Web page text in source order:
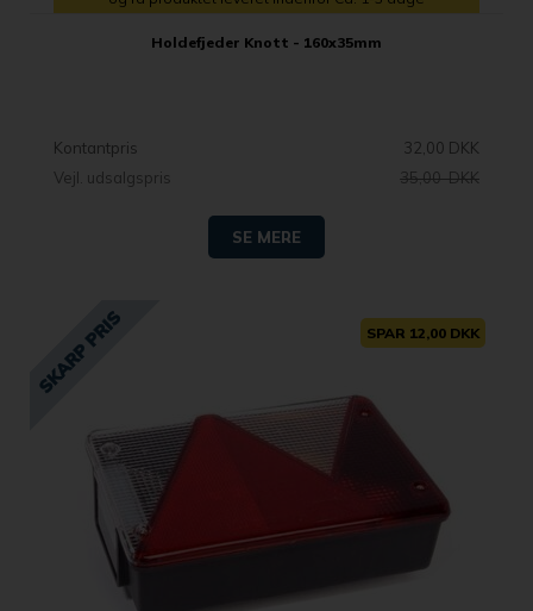
Holdefjeder Knott - 160x35mm
Kontantpris
32,00 DKK
Vejl. udsalgspris
35,00 DKK
SE MERE
SPAR 12,00 DKK